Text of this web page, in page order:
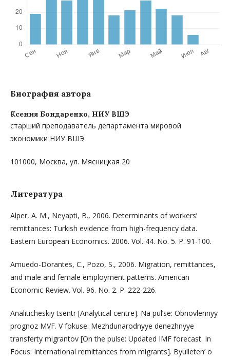
Биография автора
Ксения Бондаренко, НИУ ВШЭ
старший преподаватель департамента мировой
экономики НИУ ВШЭ
101000, Москва, ул. Мясницкая 20
Литература
Alper, A. M., Neyapti, B., 2006. Determinants of workers’
remittances: Turkish evidence from high-frequency data.
Eastern European Economics. 2006. Vol. 44. No. 5. P. 91-100.
Amuedo-Dorantes, C., Pozo, S., 2006. Migration, remittances,
and male and female employment patterns. American
Economic Review. Vol. 96. No. 2. P. 222-226.
Analiticheskiy tsentr [Analytical centre]. Na pul’se: Obnovlennyy
prognoz MVF. V fokuse: Mezhdunarodnyye denezhnyye
transferty migrantov [On the pulse: Updated IMF forecast. In
Focus: International remittances from migrants]. Byulleten’ o